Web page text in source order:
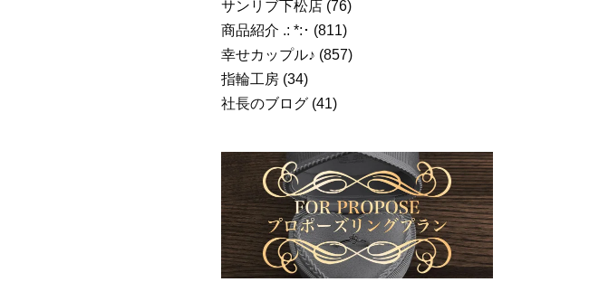
サンリブ下松店 (76)
商品紹介 .: *:･ (811)
幸せカップル♪ (857)
指輪工房 (34)
社長のブログ (41)